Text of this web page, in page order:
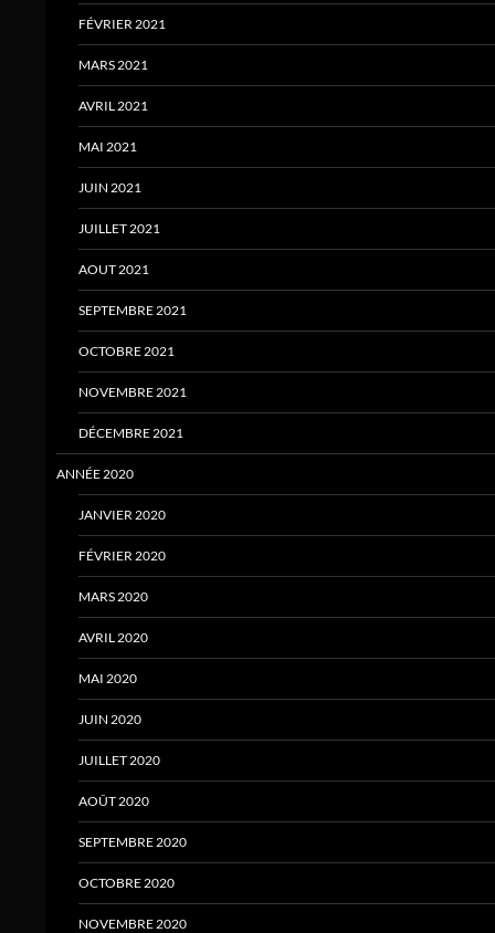
FÉVRIER 2021
MARS 2021
AVRIL 2021
MAI 2021
JUIN 2021
JUILLET 2021
AOUT 2021
SEPTEMBRE 2021
OCTOBRE 2021
NOVEMBRE 2021
DÉCEMBRE 2021
ANNÉE 2020
JANVIER 2020
FÉVRIER 2020
MARS 2020
AVRIL 2020
MAI 2020
JUIN 2020
JUILLET 2020
AOÛT 2020
SEPTEMBRE 2020
OCTOBRE 2020
NOVEMBRE 2020